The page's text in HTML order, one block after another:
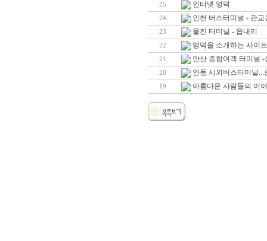
25 인터넷 영덕
24 인천 버스터미널 - 관교
23 울진 터미널 - 읍내리
22 영덕을 소개하는 사이트
21 안산 종합여객 터미널 -
20 안동 시외버스터미널...
19 아름다운 사람들의 이